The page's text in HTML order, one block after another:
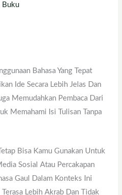
Buku
Bahasa Yang Tepat
Ide Secara Lebih Jelas Dan
Memudahkan Pembaca Dari
Memahami Isi Tulisan Tanpa
Bisa Kamu Gunakan Untuk
Sosial Atau Percakapan
Gaul Dalam Konteks Ini
Lebih Akrab Dan Tidak